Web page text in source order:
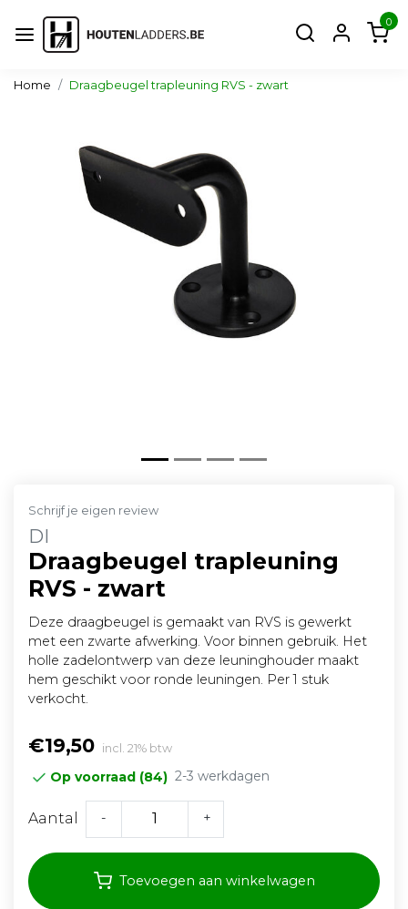
0
Home Draagbeugel trapleuning RVS - zwart
Schrijf je eigen review
DI
Draagbeugel trapleuning
RVS - zwart
Deze draagbeugel is gemaakt van RVS is gewerkt
met een zwarte afwerking. Voor binnen gebruik. Het
holle zadelontwerp van deze leuninghouder maakt
hem geschikt voor ronde leuningen. Per 1 stuk
verkocht.
€19,50 incl. 21% btw
Op voorraad (84) 2-3 werkdagen
Aantal - +
Toevoegen aan winkelwagen